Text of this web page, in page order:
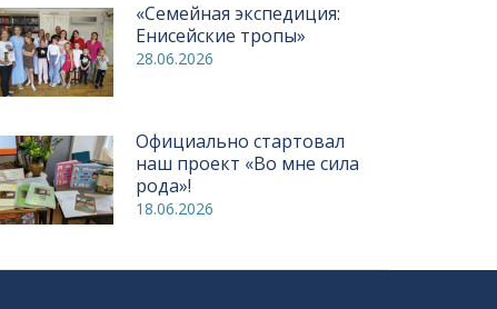
«Семейная экспедиция:
Енисейские тропы»
28.06.2026
Официально стартовал
наш проект «Во мне сила
рода»!
18.06.2026